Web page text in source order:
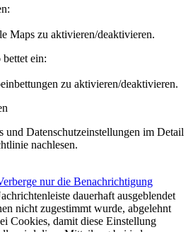
Maps zu aktivieren/deaktivieren.
ein:
zu aktivieren/deaktivieren.
und Datenschutzeinstellungen im Detail
nachlesen.
nur die Benachrichtigung
dauerhaft ausgeblendet
nicht zugestimmt wurde, abgelehnt
Cookies, damit diese Einstellung